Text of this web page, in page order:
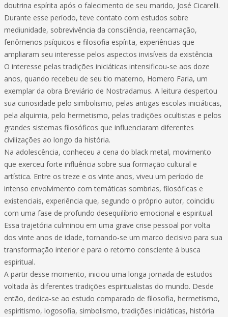
doutrina espírita após o falecimento de seu marido, José Cicarelli.
Durante esse período, teve contato com estudos sobre
mediunidade, sobrevivência da consciência, reencarnação,
fenômenos psíquicos e filosofia espírita, experiências que
ampliaram seu interesse pelos aspectos invisíveis da existência.
O interesse pelas tradições iniciáticas intensificou-se aos doze
anos, quando recebeu de seu tio materno, Homero Faria, um
exemplar da obra Breviário de Nostradamus. A leitura despertou
sua curiosidade pelo simbolismo, pelas antigas escolas iniciáticas,
pela alquimia, pelo hermetismo, pelas tradições ocultistas e pelos
grandes sistemas filosóficos que influenciaram diferentes
civilizações ao longo da história.
Na adolescência, conheceu a cena do black metal, movimento
que exerceu forte influência sobre sua formação cultural e
artística. Entre os treze e os vinte anos, viveu um período de
intenso envolvimento com temáticas sombrias, filosóficas e
existenciais, experiência que, segundo o próprio autor, coincidiu
com uma fase de profundo desequilíbrio emocional e espiritual.
Essa trajetória culminou em uma grave crise pessoal por volta
dos vinte anos de idade, tornando-se um marco decisivo para sua
transformação interior e para o retorno consciente à busca
espiritual.
A partir desse momento, iniciou uma longa jornada de estudos
voltada às diferentes tradições espiritualistas do mundo. Desde
então, dedica-se ao estudo comparado de filosofia, hermetismo,
espiritismo, logosofia, simbolismo, tradições iniciáticas, história